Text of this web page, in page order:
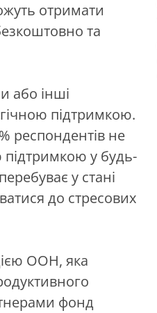
отримати
та
або інші
підтримкою.
респондентів не
у будь-
у стані
до стресових
ООН, яка
фонд